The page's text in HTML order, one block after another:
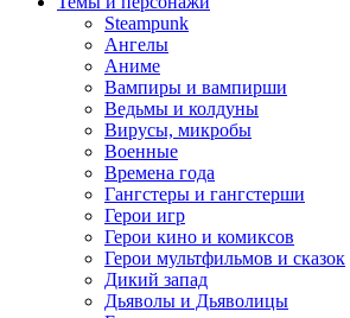
Steampunk
Ангелы
Аниме
Вампиры и вампирши
Ведьмы и колдуны
Вирусы, микробы
Военные
Времена года
Гангстеры и гангстерши
Герои игр
Герои кино и комиксов
Герои мультфильмов и сказок
Дикий запад
Дьяволы и Дьяволицы